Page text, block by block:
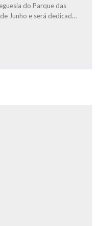
do Parque das
Junho e será dedicada